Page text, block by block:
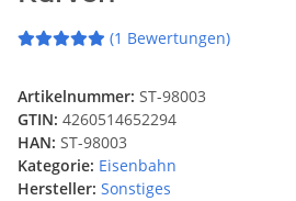
(1 Bewertungen)
Artikelnummer: ST-98003
GTIN: 4260514652294
HAN: ST-98003
Kategorie: Eisenbahn
Hersteller: Sonstiges